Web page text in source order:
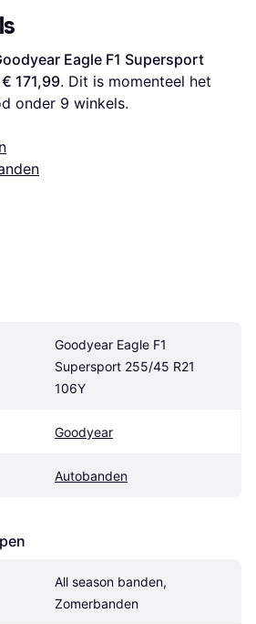
Eagle F1 Supersport
€ 171,99. Dit is momenteel het
onder 9 winkels.
Goodyear Eagle F1
Supersport 255/45 R21
106Y
Goodyear
Autobanden
All season banden,
Zomerbanden